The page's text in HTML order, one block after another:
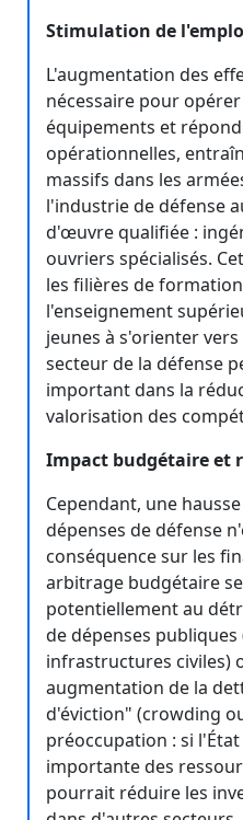
Stimulation de
L'augmentation des
nécessaire pour
équipements et
opérationnelles,
massifs dans les
l'industrie de défense
d'œuvre qualifiée :
ouvriers spécialisés.
les filières de
l'enseignement
jeunes à s'orienter
secteur de la défense
important dans la
valorisation des
Impact budgétaire et
Cependant, une
dépenses de défense
conséquence sur les
arbitrage budgétaire
potentiellement au
de dépenses
infrastructures civiles)
augmentation de la
d'éviction" (crowding
préoccupation : si
importante des
pourrait réduire les